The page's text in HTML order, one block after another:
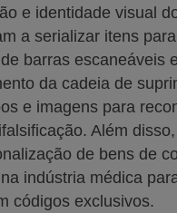
e identidade visual
a serializar itens
barras escaneáveis
da cadeia de
e imagens para
Além
de bens de
indústria médica
códigos exclusivos.